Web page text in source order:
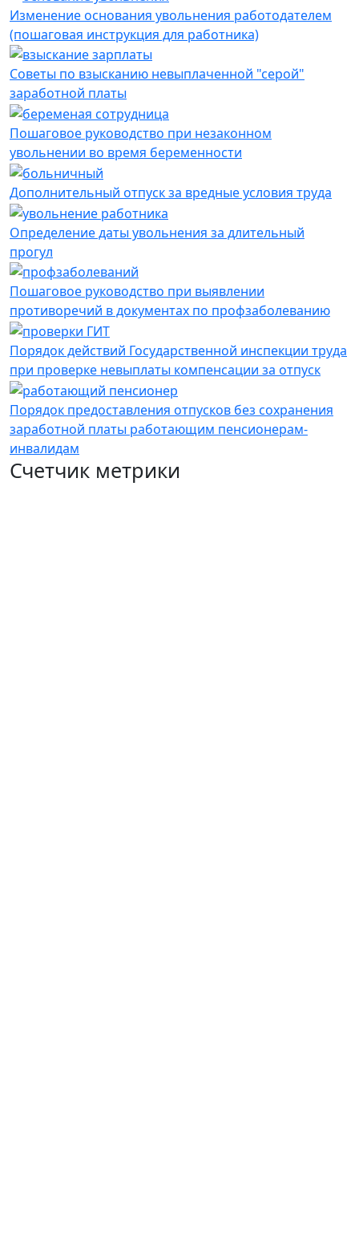
Изменение основания увольнения работодателем
(пошаговая инструкция для работника)
Советы по взысканию невыплаченной "серой"
заработной платы
Пошаговое руководство при незаконном
увольнении во время беременности
Дополнительный отпуск за вредные условия труда
Определение даты увольнения за длительный
прогул
Пошаговое руководство при выявлении
противоречий в документах по профзаболеванию
Порядок действий Государственной инспекции труда
при проверке невыплаты компенсации за отпуск
Порядок предоставления отпусков без сохранения
заработной платы работающим пенсионерам-
инвалидам
Счетчик метрики